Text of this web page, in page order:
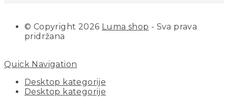
© Copyright 2026 Luma shop - Sva prava
pridržana
Quick Navigation
Desktop kategorije
Desktop kategorije